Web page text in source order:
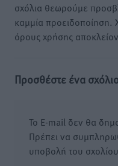
σχόλια θεωρούμε
καμμία προειδοποίηση.
όρους χρήσης
Προσθέστε ένα
Το E-mail δεν θα
Πρέπει να
υποβολή του